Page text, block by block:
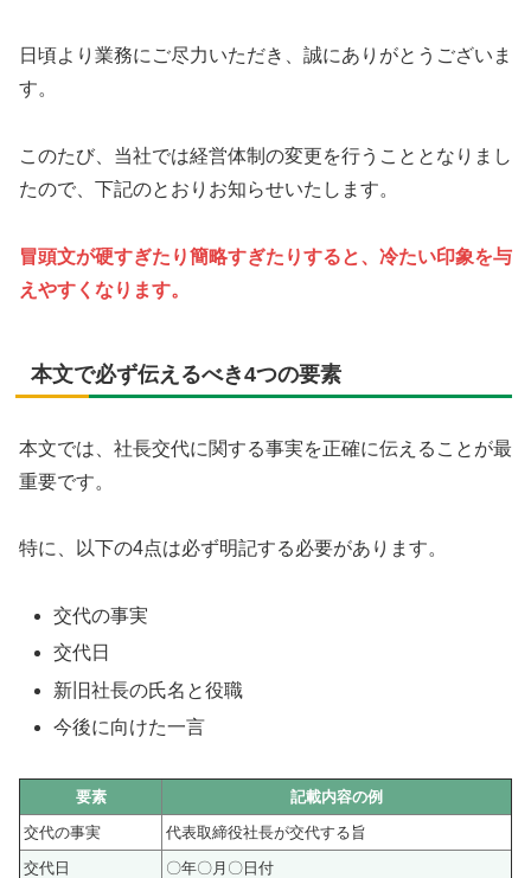
日頃より業務にご尽力いただき、誠にありがとうございま
す。
このたび、当社では経営体制の変更を行うこととなりまし
たので、下記のとおりお知らせいたします。
冒頭文が硬すぎたり簡略すぎたりすると、冷たい印象を与
えやすくなります。
本文で必ず伝えるべき4つの要素
本文では、社長交代に関する事実を正確に伝えることが最
重要です。
特に、以下の4点は必ず明記する必要があります。
交代の事実
交代日
新旧社長の氏名と役職
今後に向けた一言
要素
記載内容の例
交代の事実
代表取締役社長が交代する旨
交代日
〇年〇月〇日付